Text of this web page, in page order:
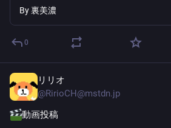
By裏美濃
0
リリオ
@RirioCH@mstdn.jp
動画投稿